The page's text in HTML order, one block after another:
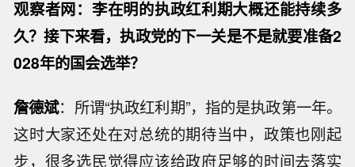
观察者网：李在明的执政红利期大概还能持续多
久？接下来看，执政党的下一关是不是就要准备2
028年的国会选举？
詹德斌：所谓“执政红利期”，指的是执政第一年。
这时大家还处在对总统的期待当中，政策也刚起
步，很多选民觉得应该给政府足够的时间去落实